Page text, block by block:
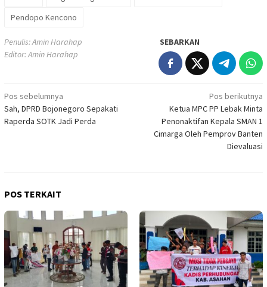
Pendopo Kencono
Penulis: Amin Harahap
Editor: Amin Harahap
SEBARKAN
Navigasi
pos
Pos sebelumnya
Sah, DPRD Bojonegoro Sepakati
Raperda SOTK Jadi Perda
Pos berikutnya
Ketua MPC PP Lebak Minta
Penonaktifan Kepala SMAN 1
Cimarga Oleh Pemprov Banten
Dievaluasi
POS TERKAIT